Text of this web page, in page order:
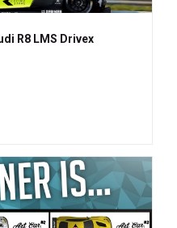
R8 LMS Drivex